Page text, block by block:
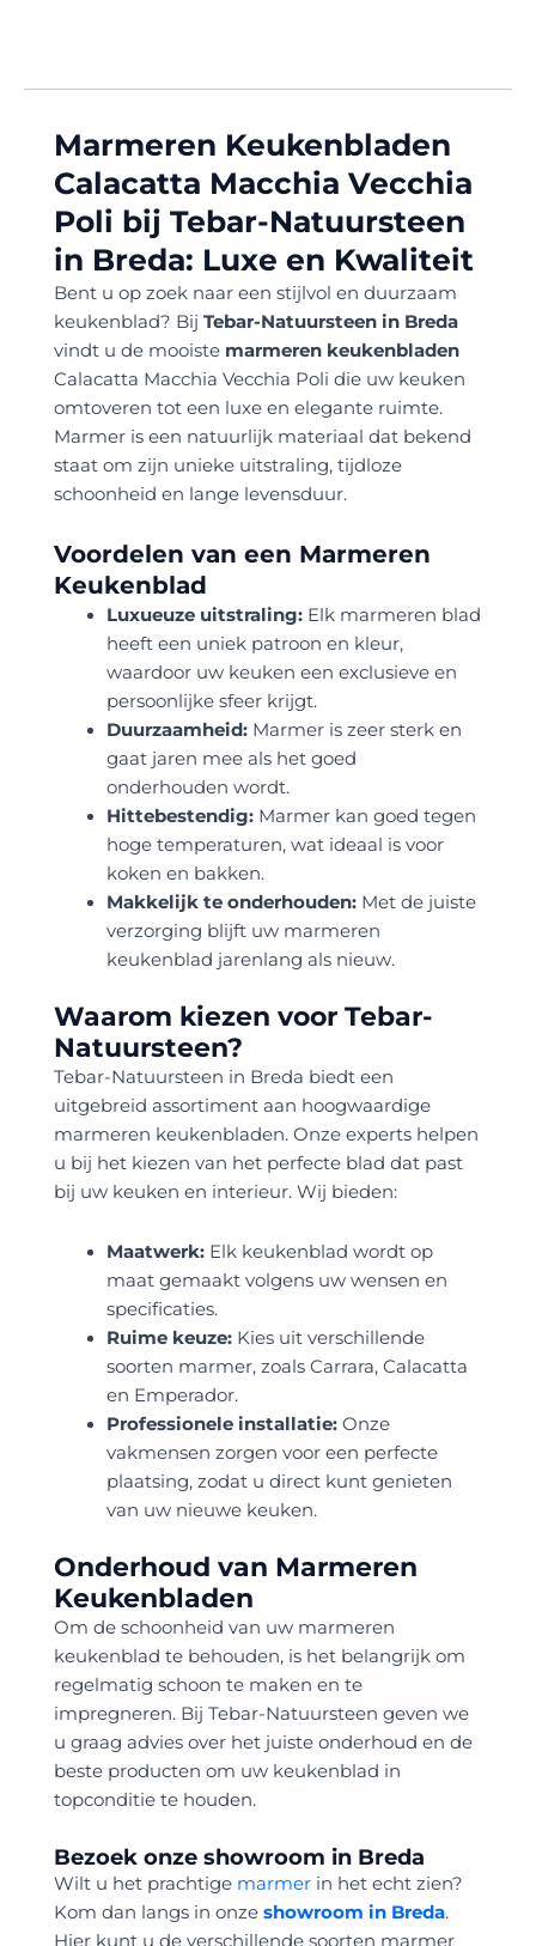
Marmeren Keukenbladen
Calacatta Macchia Vecchia
Poli bij Tebar-Natuursteen
in Breda: Luxe en Kwaliteit
Bent u op zoek naar een stijlvol en duurzaam
keukenblad? Bij Tebar-Natuursteen in Breda
vindt u de mooiste marmeren keukenbladen
Calacatta Macchia Vecchia Poli die uw keuken
omtoveren tot een luxe en elegante ruimte.
Marmer is een natuurlijk materiaal dat bekend
staat om zijn unieke uitstraling, tijdloze
schoonheid en lange levensduur.
Voordelen van een Marmeren
Keukenblad
Luxueuze uitstraling:Elk marmeren blad
heeft een uniek patroon en kleur,
waardoor uw keuken een exclusieve en
persoonlijke sfeer krijgt.
Duurzaamheid:Marmer is zeer sterk en
gaat jaren mee als het goed
onderhouden wordt.
Hittebestendig:Marmer kan goed tegen
hoge temperaturen, wat ideaal is voor
koken en bakken.
Makkelijk te onderhouden:Met de juiste
verzorging blijft uw marmeren
keukenblad jarenlang als nieuw.
Waarom kiezen voor Tebar-
Natuursteen?
Tebar-Natuursteen in Breda biedt een
uitgebreid assortiment aan hoogwaardige
marmeren keukenbladen. Onze experts helpen
u bij het kiezen van het perfecte blad dat past
bij uw keuken en interieur. Wij bieden:
Maatwerk:Elk keukenblad wordt op
maat gemaakt volgens uw wensen en
specificaties.
Ruime keuze:Kies uit verschillende
soorten marmer, zoals Carrara, Calacatta
en Emperador.
Professionele installatie:Onze
vakmensen zorgen voor een perfecte
plaatsing, zodat u direct kunt genieten
van uw nieuwe keuken.
Onderhoud van Marmeren
Keukenbladen
Om de schoonheid van uw marmeren
keukenblad te behouden, is het belangrijk om
regelmatig schoon te maken en te
impregneren. Bij Tebar-Natuursteen geven we
u graag advies over het juiste onderhoud en de
beste producten om uw keukenblad in
topconditie te houden.
Bezoek onze showroom in Breda
Wilt u het prachtige marmer in het echt zien?
Kom dan langs in onze showroom in Breda.
Hier kunt u de verschillende soorten marmer